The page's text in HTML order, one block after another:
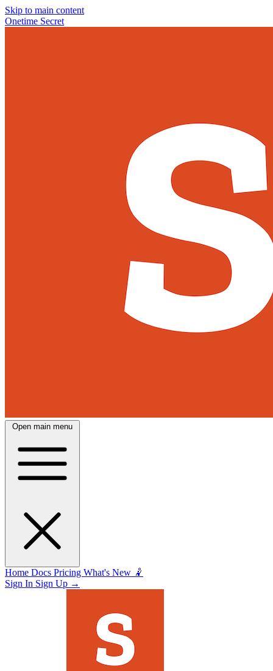
Skip to main content
Onetime Secret
Open main menu
Home Docs Pricing What's New 🤾
Sign In Sign Up →